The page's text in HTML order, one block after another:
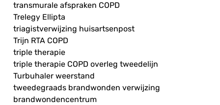
transmurale afspraken COPD
Trelegy Ellipta
triagistverwijzing huisartsenpost
Trijn RTA COPD
triple therapie
triple therapie COPD overleg tweedelijn
Turbuhaler weerstand
tweedegraads brandwonden verwijzing
brandwondencentrum